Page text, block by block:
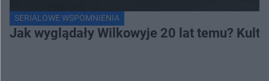
SERIALOWE WSPOMNIENIA
Jak wyglądały Wilkowyje 20 lat temu?